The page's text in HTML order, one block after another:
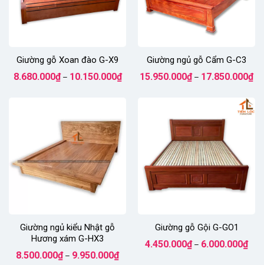
Giường gỗ Xoan đào G-X9
8.680.000₫ – 10.150.000₫Khoảng
giá:
Giường ngủ gỗ Cẩm G-C3
15.950.000₫ – 17.850.000₫
Giường ngủ kiểu Nhật gỗ
Hương xám G-HX3
8.500.000₫ – 9.950.000₫Khoảng
giá:
Giường gỗ Gội G-GO1
4.450.000₫ – 6.000.000₫giá: